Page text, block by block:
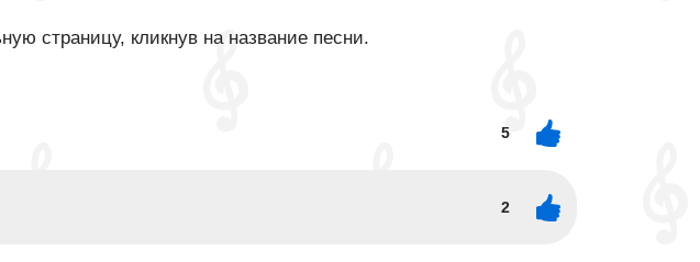
страницу, кликнув на название песни.
5
2